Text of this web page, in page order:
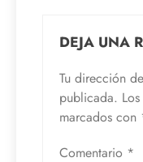
DEJA UNA
Tu dirección
publicada.
marcados con
Comentario *